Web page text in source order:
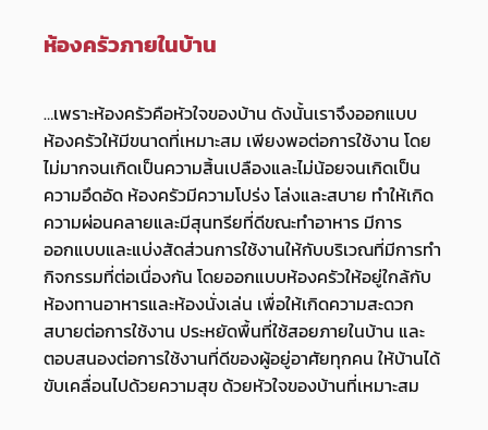
ห้องครัวภายในบ้าน
…เพราะห้องครัวคือหัวใจของบ้าน ดังนั้นเราจึงออกแบบ
ห้องครัวให้มีขนาดที่เหมาะสม เพียงพอต่อการใช้งาน โดย
ไม่มากจนเกิดเป็นความสิ้นเปลืองและไม่น้อยจนเกิดเป็น
ความอึดอัด ห้องครัวมีความโปร่ง โล่งและสบาย ทำให้เกิด
ความผ่อนคลายและมีสุนทรียที่ดีขณะทำอาหาร มีการ
ออกแบบและแบ่งสัดส่วนการใช้งานให้กับบริเวณที่มีการทำ
กิจกรรมที่ต่อเนื่องกัน โดยออกแบบห้องครัวให้อยู่ใกล้กับ
ห้องทานอาหารและห้องนั่งเล่น เพื่อให้เกิดความสะดวก
สบายต่อการใช้งาน ประหยัดพื้นที่ใช้สอยภายในบ้าน และ
ตอบสนองต่อการใช้งานที่ดีของผู้อยู่อาศัยทุกคน ให้บ้านได้
ขับเคลื่อนไปด้วยความสุข ด้วยหัวใจของบ้านที่เหมาะสม